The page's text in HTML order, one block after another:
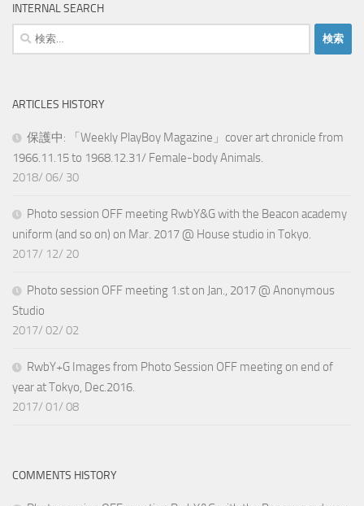
INTERNAL SEARCH
検
索:
ARTICLES HISTORY
保護中: 「Weekly PlayBoy Magazine」cover art chronicle from
1966.11.15 to 1968.12.31/ Female-body Animals.
2018/ 06/ 30
Photo session OFF meeting RwbY&G with the Beacon academy
uniform (and so on) on Mar. 2017 @ House studio in Tokyo.
2017/ 12/ 20
Photo session OFF meeting 1.st on Jan., 2017 @ Anonymous
Studio
2017/ 02/ 02
RwbY+G Images from Photo Session OFF meeting on end of
year at Tokyo, Dec.2016.
2017/ 01/ 08
COMMENTS HISTORY